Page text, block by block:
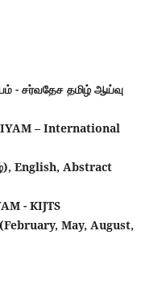
- சர்வதேச தமிழ் ஆய்வு
– International
English, Abstract
- KIJTS
May, August,